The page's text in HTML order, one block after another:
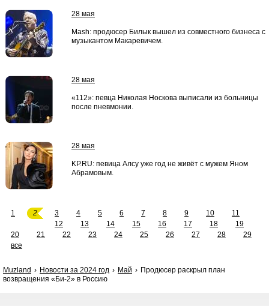
28 мая
Mash: продюсер Билык вышел из совместного бизнеса с
музыкантом Макаревичем.
28 мая
«112»: певца Николая Носкова выписали из больницы
после пневмонии.
28 мая
KP.RU: певица Алсу уже год не живёт с мужем Яном
Абрамовым.
1 2 3 4 5 6 7 8 9 10
11
12
13 14 15 16 17 18
19
20
21 22 23 24 25 26 27 28
29
все
Muzland Новости за 2024 год Май
Продюсер раскрыл план
возвращения «Би-2» в Россию